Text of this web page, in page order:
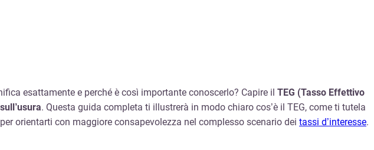
esattamente e perché è così importante conoscerlo? Capire il TEG (Tasso Effettivo
. Questa guida completa ti illustrerà in modo chiaro cos’è il TEG, come ti tutela
orientarti con maggiore consapevolezza nel complesso scenario dei tassi d’interesse.